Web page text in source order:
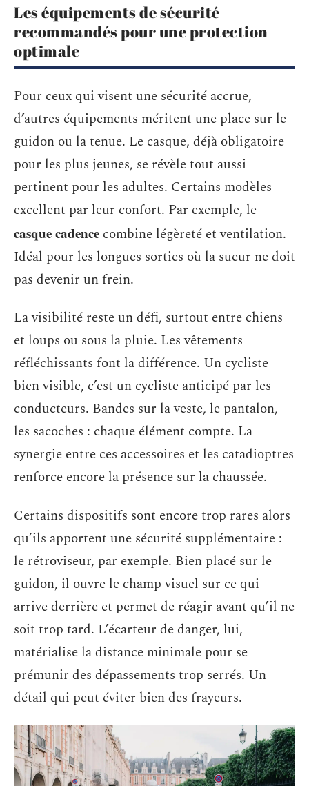
Les équipements de sécurité
recommandés pour une protection
optimale
Pour ceux qui visent une sécurité accrue,
d’autres équipements méritent une place sur le
guidon ou la tenue. Le casque, déjà obligatoire
pour les plus jeunes, se révèle tout aussi
pertinent pour les adultes. Certains modèles
excellent par leur confort. Par exemple, le
casque cadence combine légèreté et ventilation.
Idéal pour les longues sorties où la sueur ne doit
pas devenir un frein.
La visibilité reste un défi, surtout entre chiens
et loups ou sous la pluie. Les vêtements
réfléchissants font la différence. Un cycliste
bien visible, c’est un cycliste anticipé par les
conducteurs. Bandes sur la veste, le pantalon,
les sacoches : chaque élément compte. La
synergie entre ces accessoires et les catadioptres
renforce encore la présence sur la chaussée.
Certains dispositifs sont encore trop rares alors
qu’ils apportent une sécurité supplémentaire :
le rétroviseur, par exemple. Bien placé sur le
guidon, il ouvre le champ visuel sur ce qui
arrive derrière et permet de réagir avant qu’il ne
soit trop tard. L’écarteur de danger, lui,
matérialise la distance minimale pour se
prémunir des dépassements trop serrés. Un
détail qui peut éviter bien des frayeurs.